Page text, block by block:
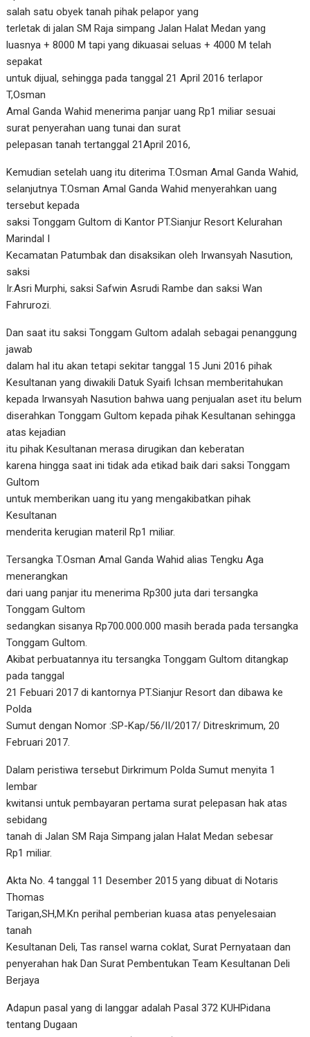
salah satu obyek tanah pihak pelapor yang
terletak di jalan SM Raja simpang Jalan Halat Medan yang
luasnya + 8000 M tapi yang dikuasai seluas + 4000 M telah
sepakat
untuk dijual, sehingga pada tanggal 21 April 2016 terlapor
T,Osman
Amal Ganda Wahid menerima panjar uang Rp1 miliar sesuai
surat penyerahan uang tunai dan surat
pelepasan tanah tertanggal 21April 2016,
Kemudian setelah uang itu diterima T.Osman Amal Ganda Wahid,
selanjutnya T.Osman Amal Ganda Wahid menyerahkan uang
tersebut kepada
saksi Tonggam Gultom di Kantor PT.Sianjur Resort Kelurahan
Marindal I
Kecamatan Patumbak dan disaksikan oleh Irwansyah Nasution,
saksi
Ir.Asri Murphi, saksi Safwin Asrudi Rambe dan saksi Wan
Fahrurozi.
Dan saat itu saksi Tonggam Gultom adalah sebagai penanggung
jawab
dalam hal itu akan tetapi sekitar tanggal 15 Juni 2016 pihak
Kesultanan yang diwakili Datuk Syaifi Ichsan memberitahukan
kepada Irwansyah Nasution bahwa uang penjualan aset itu belum
diserahkan Tonggam Gultom kepada pihak Kesultanan sehingga
atas kejadian
itu pihak Kesultanan merasa dirugikan dan keberatan
karena hingga saat ini tidak ada etikad baik dari saksi Tonggam
Gultom
untuk memberikan uang itu yang mengakibatkan pihak
Kesultanan
menderita kerugian materil Rp1 miliar.
Tersangka T.Osman Amal Ganda Wahid alias Tengku Aga
menerangkan
dari uang panjar itu menerima Rp300 juta dari tersangka
Tonggam Gultom
sedangkan sisanya Rp700.000.000 masih berada pada tersangka
Tonggam Gultom.
Akibat perbuatannya itu tersangka Tonggam Gultom ditangkap
pada tanggal
21 Febuari 2017 di kantornya PT.Sianjur Resort dan dibawa ke
Polda
Sumut dengan Nomor :SP-Kap/56/II/2017/ Ditreskrimum, 20
Februari 2017.
Dalam peristiwa tersebut Dirkrimum Polda Sumut menyita 1
lembar
kwitansi untuk pembayaran pertama surat pelepasan hak atas
sebidang
tanah di Jalan SM Raja Simpang jalan Halat Medan sebesar
Rp1 miliar.
Akta No. 4 tanggal 11 Desember 2015 yang dibuat di Notaris
Thomas
Tarigan,SH,M.Kn perihal pemberian kuasa atas penyelesaian
tanah
Kesultanan Deli, Tas ransel warna coklat, Surat Pernyataan dan
penyerahan hak Dan Surat Pembentukan Team Kesultanan Deli
Berjaya
Adapun pasal yang di langgar adalah Pasal 372 KUHPidana
tentang Dugaan